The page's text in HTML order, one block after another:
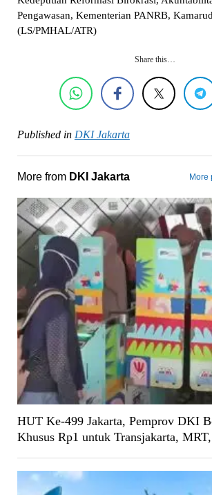
Pengawasan, Kementerian PANRB,
(LS/PMHAL/ATR)
Share this…
Published in DKI Jakarta
More from DKI Jakarta More
HUT Ke-499 Jakarta, Pemprov DKI
Khusus Rp1 untuk Transjakarta,